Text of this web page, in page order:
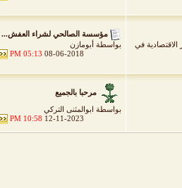
في
مؤسسة الصالحي لشراء العفش...
بواسطة أبومازن
08-06-2018
05:13 PM
مرحبا بالجميع
بواسطة ابوالمثنى التركي
12-11-2023
10:58 PM